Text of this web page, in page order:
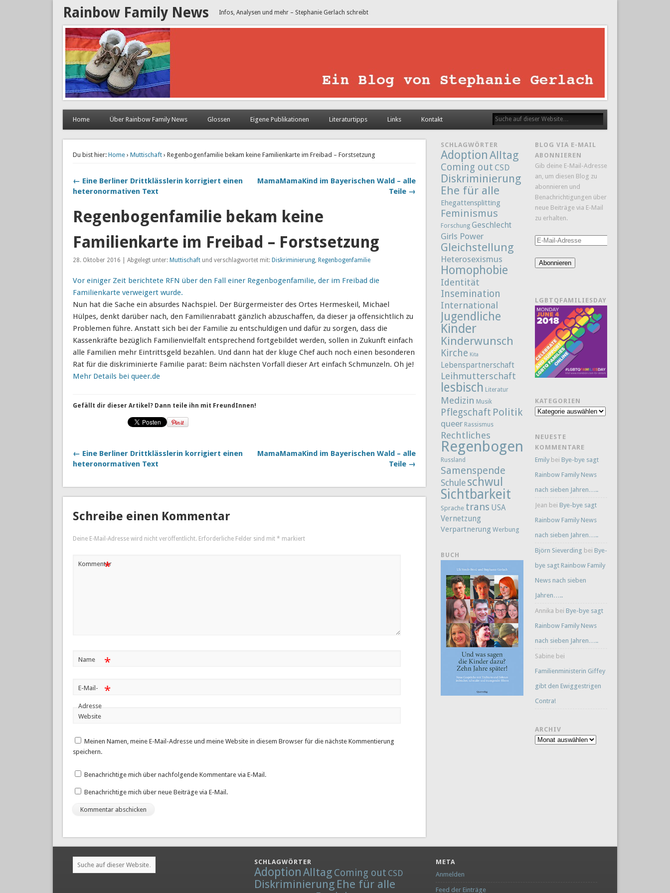
Rainbow Family News Infos, Analysen und mehr – Stephanie Gerlach schreibt
Home Über Rainbow Family News Glossen Eigene Publikationen Literaturtipps Links Kontakt
Du bist hier: Home› Muttischaft› Regenbogenfamilie bekam keine Familienkarte im Freibad – Forstsetzung
← Eine Berliner Drittklässlerin korrigiert einen
heteronormativen Text
MamaMamaKind im Bayerischen Wald – alle
Teile →
Regenbogenfamilie bekam keine
Familienkarte im Freibad – Forstsetzung
28. Oktober 2016 | Abgelegt unter: Muttischaftund verschlagwortet mit: Diskriminierung, Regenbogenfamilie
Vor einiger Zeit berichtete RFN über den Fall einer Regenbogenfamilie, der im Freibad die
Familienkarte verweigert wurde.
Nun hat die Sache ein absurdes Nachspiel. Der Bürgermeister des Ortes Hermeskeil, Michael
Hülpes, denkt darüber nach, den Familienrabatt gänzlich abzuschaffen, da dieser ja offensichtlich zu
Problemen führe. Anstatt sich bei der Familie zu entschuldigen und dafür zu sorgen, dass die
Kassenkräfte bezüglich Familienvielfalt entsprechend fortgebildet werden, sollen in Zukunft einfach
alle Familien mehr Eintrittsgeld bezahlen. Und dann hat der kluge Chef auch noch einen besonderen
Rat für die diskriminierte Familie parat: Beim nächsten Vorfall dieser Art einfach Schmunzeln. Oh je!
Mehr Details bei queer.de
Gefällt dir dieser Artikel? Dann teile ihn mit FreundInnen!
← Eine Berliner Drittklässlerin korrigiert einen
heteronormativen Text
MamaMamaKind im Bayerischen Wald – alle
Teile →
Schreibe einen Kommentar
Deine E-Mail-Adresse wird nicht veröffentlicht. Erforderliche Felder sind mit * markiert
Kommentar
*
Name *
E-Mail-
Adresse
*
Website
Meinen Namen, meine E-Mail-Adresse und meine Website in diesem Browser für die nächste Kommentierung
speichern.
Benachrichtige mich über nachfolgende Kommentare via E-Mail.
Benachrichtige mich über neue Beiträge via E-Mail.
SCHLAGWÖRTER
AdoptionAlltag
Coming out CSD
Diskriminierung
Ehe für alle
Ehegattensplitting
Feminismus
Forschung Geschlecht
Girls Power
Gleichstellung
Heterosexismus
Homophobie
Identität
Insemination
International
Jugendliche
Kinder
Kinderwunsch
Kirche Kita
Lebenspartnerschaft
Leihmutterschaft
lesbisch Literatur
Medizin Musik
Pflegschaft Politik
queer Rassismus
Rechtliches
Regenbogenfamilie
Russland
Samenspende
Schule schwul
Sichtbarkeit
Sprache trans USA
Vernetzung
Verpartnerung Werbung
BUCH
BLOG VIA E-MAIL
ABONNIEREN
Gib deine E-Mail-Adresse
an, um diesen Blog zu
abonnieren und
Benachrichtigungen über
neue Beiträge via E-Mail
zu erhalten.
E-
Adresse
Abonnieren
LGBTQFAMILIESDAY
KATEGORIEN
Kategorien
NEUESTE
KOMMENTARE
Emilybei Bye-bye sagt
Rainbow Family News
nach sieben Jahren…..
Jean bei Bye-bye sagt
Rainbow Family News
nach sieben Jahren…..
Björn Sieverding bei Bye-
bye sagt Rainbow Family
News nach sieben
Jahren…..
Annika bei Bye-bye sagt
Rainbow Family News
nach sieben Jahren…..
Sabine bei
Familienministerin Giffey
gibt den Ewiggestrigen
Contra!
ARCHIV
Archiv
SCHLAGWÖRTER
AdoptionAlltag Coming out CSD
Diskriminierung Ehe für alle
META
Anmelden
Feed der Einträge